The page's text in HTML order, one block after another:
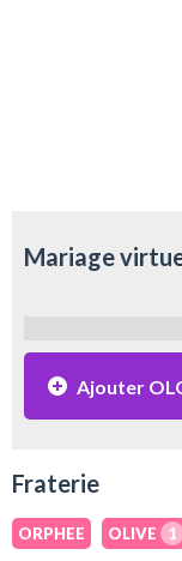
Mariage
Ajouter
Fraterie
ORPHEE OLIVE 1